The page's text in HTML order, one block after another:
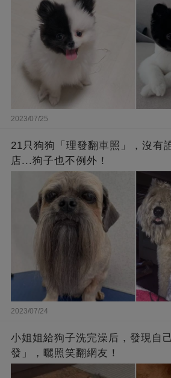
2023/07/25
21只狗狗「理發翻車照」，沒有
店...狗子也不例外！
2023/07/24
小姐姐給狗子洗完澡后，發現自
發」，曬照笑翻網友！